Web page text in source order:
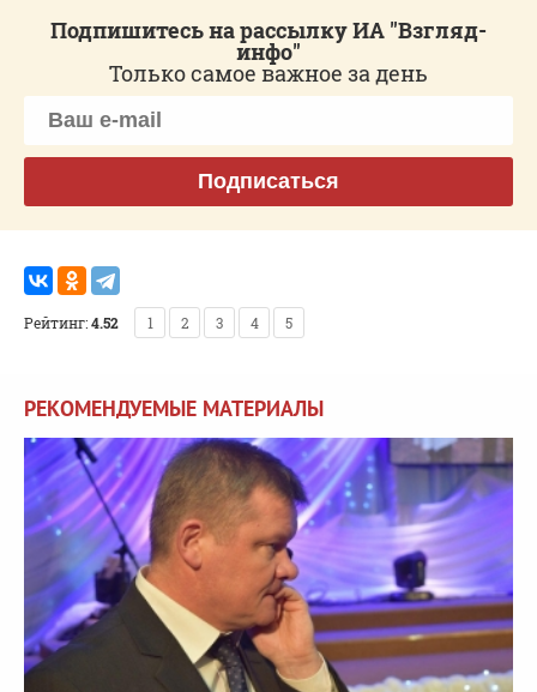
Подпишитесь на рассылку ИА "Взгляд-
инфо"
Только самое важное за день
Подписаться
Рейтинг:4.52 1 2 3 4 5
РЕКОМЕНДУЕМЫЕ МАТЕРИАЛЫ